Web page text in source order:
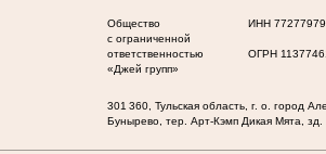
Общество
с ограниченной
ответственностью
«Джей групп»
ИНН
ОГРН
301 360, Тульская область, г. о. город
Бунырево, тер. Арт-Кэмп Дикая Мята, зд.